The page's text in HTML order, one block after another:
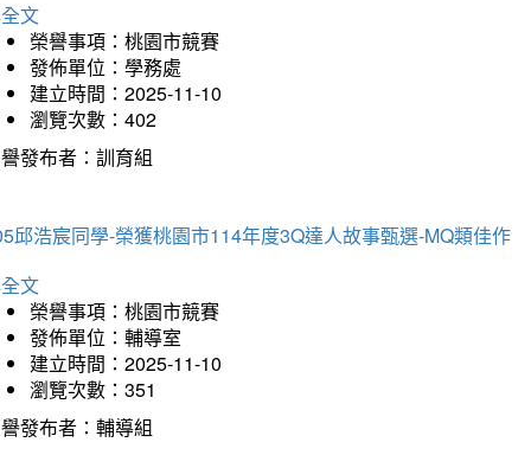
文
榮譽事項：桃園市競賽
發佈單位：學務處
建立時間：2025-11-10
瀏覽次數：402
發布者：訓育組
邱浩宸同學-榮獲桃園市114年度3Q達人故事甄選-MQ類佳作
文
榮譽事項：桃園市競賽
發佈單位：輔導室
建立時間：2025-11-10
瀏覽次數：351
發布者：輔導組